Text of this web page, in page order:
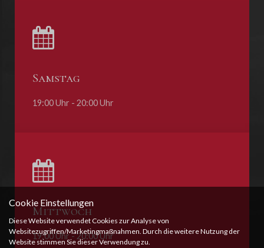
Cookie Einstellungen
Diese Website verwendet Cookies zur Analyse von
Websitezugriffen/Marketingmaßnahmen. Durch die weitere Nutzung der
Website stimmen Sie dieser Verwendung zu.
Samstag
19:00 Uhr - 20:00 Uhr
Mittwoch
19:00 Uhr - 20:00 Uhr